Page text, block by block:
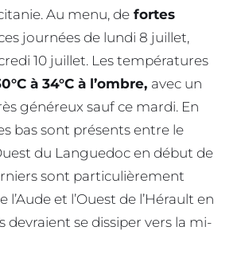
Au menu, de fortes
journées de lundi 8 juillet,
10 juillet. Les températures
à 34°C à l’ombre, avec un
généreux sauf ce mardi. En
bas sont présents entre le
du Languedoc en début de
sont particulièrement
et l’Ouest de l’Hérault en
devraient se dissiper vers la mi-